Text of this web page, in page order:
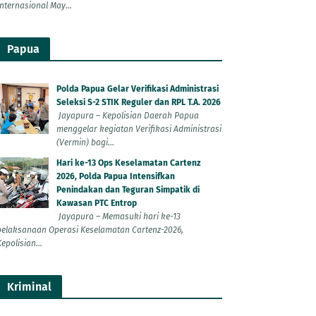
May...
Papua
Polda Papua Gelar Verifikasi Administrasi
Seleksi S-2 STIK Reguler dan RPL T.A. 2026
Jayapura – Kepolisian Daerah Papua
menggelar kegiatan Verifikasi Administrasi
(Vermin) bagi...
Hari ke-13 Ops Keselamatan Cartenz
2026, Polda Papua Intensifkan
Penindakan dan Teguran Simpatik di
Kawasan PTC Entrop
Jayapura – Memasuki hari ke-13
Operasi Keselamatan Cartenz-2026,
Kriminal